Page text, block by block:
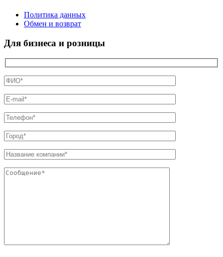
Политика данных
Обмен и возврат
Для бизнеса и розницы